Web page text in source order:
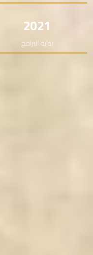
2021
بداية البرامج